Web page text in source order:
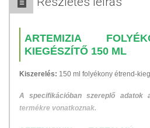
ARTEMIZIA
KIEGÉSZÍTŐ 150 ML
Kiszerelés: 150 ml folyékony étrend-
A specifikációban szereplő
termékre vonatkoznak.